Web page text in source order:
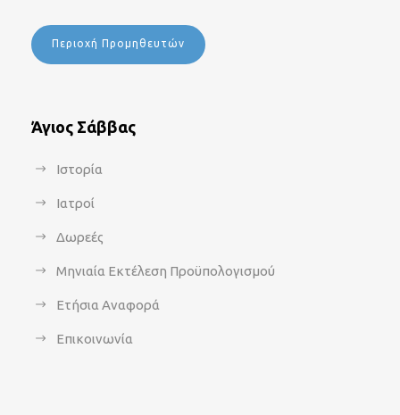
Περιοχή Προμηθευτών
Άγιος Σάββας
Ιστορία
Ιατροί
Δωρεές
Μηνιαία Εκτέλεση Προϋπολογισμού
Ετήσια Αναφορά
Επικοινωνία